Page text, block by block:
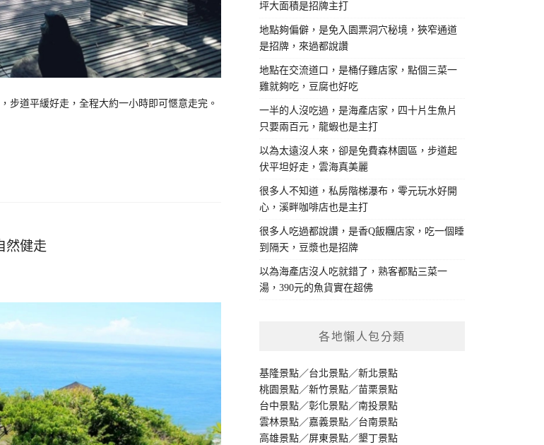
步道平緩好走，全程大約一小時即可愜意走完。
然健走
坪大面積是招牌主打
地點夠偏僻，是免入園票洞穴秘境，狹窄通道
是招牌，來過都說讚
地點在交流道口，是桶仔雞店家，點個三菜一
雞就夠吃，豆腐也好吃
一半的人沒吃過，是海產店家，四十片生魚片
只要兩百元，龍蝦也是主打
以為太遠沒人來，卻是免費森林園區，步道起
伏平坦好走，雲海真美麗
很多人不知道，私房階梯瀑布，零元玩水好開
心，溪畔咖啡店也是主打
很多人吃過都說讚，是香Q飯糰店家，吃一個睡
到隔天，豆漿也是招牌
以為海產店沒人吃就錯了，熟客都點三菜一
湯，390元的魚貨實在超佛
各地懶人包分類
基隆景點／台北景點／新北景點
桃園景點／新竹景點／苗栗景點
台中景點／彰化景點／南投景點
雲林景點／嘉義景點／台南景點
高雄景點／屏東景點／墾丁景點